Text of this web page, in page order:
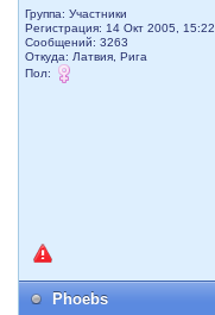
Группа: Участники
Регистрация: 14 Окт 2005, 15:22
Сообщений: 3263
Откуда: Латвия, Рига
Пол:
Phoebs